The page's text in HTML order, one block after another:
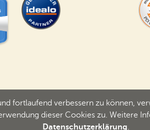
fortlaufend verbessern zu können,
dieser Cookies zu. Weitere
Datenschutzerklärung.